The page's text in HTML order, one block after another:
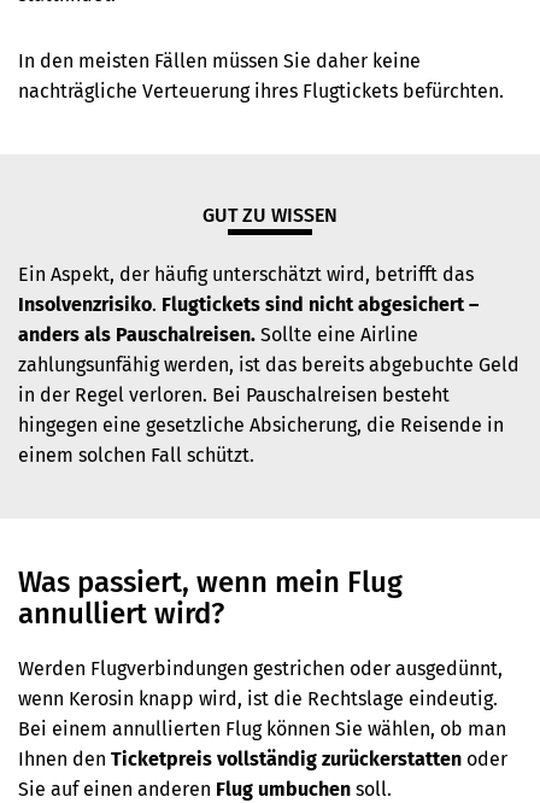
In den meisten Fällen müssen Sie daher keine
nachträgliche Verteuerung ihres Flugtickets befürchten.
GUT ZU WISSEN
Ein Aspekt, der häufig unterschätzt wird, betrifft das
Insolvenzrisiko. Flugtickets sind nicht abgesichert –
anders als Pauschalreisen. Sollte eine Airline
zahlungsunfähig werden, ist das bereits abgebuchte Geld
in der Regel verloren. Bei Pauschalreisen besteht
hingegen eine gesetzliche Absicherung, die Reisende in
einem solchen Fall schützt.
Was passiert, wenn mein Flug
annulliert wird?
Werden Flugverbindungen gestrichen oder ausgedünnt,
wenn Kerosin knapp wird, ist die Rechtslage eindeutig.
Bei einem annullierten Flug können Sie wählen, ob man
Ihnen den Ticketpreis vollständig zurückerstatten oder
Sie auf einen anderen Flug umbuchen soll.